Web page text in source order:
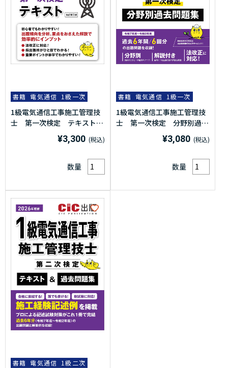
書籍 電気通信 1級一次
1級電気通信工事施工管理技
士 第一次検定 テキスト
¥3,300
数量
書籍 電気通信 1級一次
1級電気通信工事施工管理技
士 第一次検定 分野別過去
問題集 2026年度版(令和8
¥3,080
数量
書籍 電気通信 1級二次